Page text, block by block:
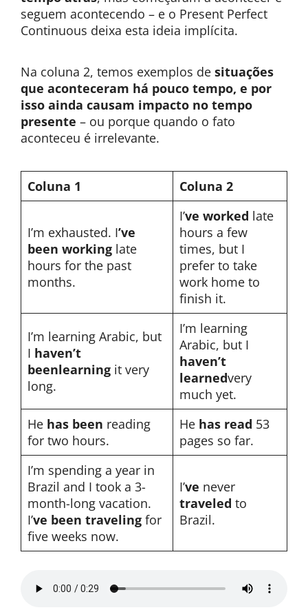
seguem acontecendo – e o Present Perfect
Continuous deixa esta ideia implícita.
Na coluna 2, temos exemplos de situações
que aconteceram há pouco tempo, e por
isso ainda causam impacto no tempo
presente – ou porque quando o fato
aconteceu é irrelevante.
Coluna 1 Coluna 2
I’m exhausted. I’ve
been working late
hours for the past
months.
I’ve worked late
hours a few
times, but I
prefer to take
work home to
finish it.
I’m learning Arabic, but
I haven’t
beenlearning it very
long.
I’m learning
Arabic, but I
haven’t
learnedvery
much yet.
He has been reading
for two hours.
He has read 53
pages so far.
I’m spending a year in
Brazil and I took a 3-
month-long vacation.
I’ve been traveling for
five weeks now.
I’ve never
traveled to
Brazil.